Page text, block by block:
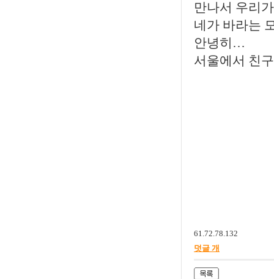
만나서 우리
네가 바라는
안녕히…
서울에서 친
61.72.78.132
덧글 개